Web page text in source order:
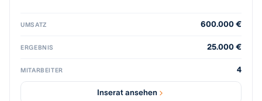
Vollkonzession liegt vor. Die Übernahme erfolgt im Rahmen eines
UMSATZ 600.000 €
ERGEBNIS 25.000 €
MITARBEITER 4
Inserat ansehen